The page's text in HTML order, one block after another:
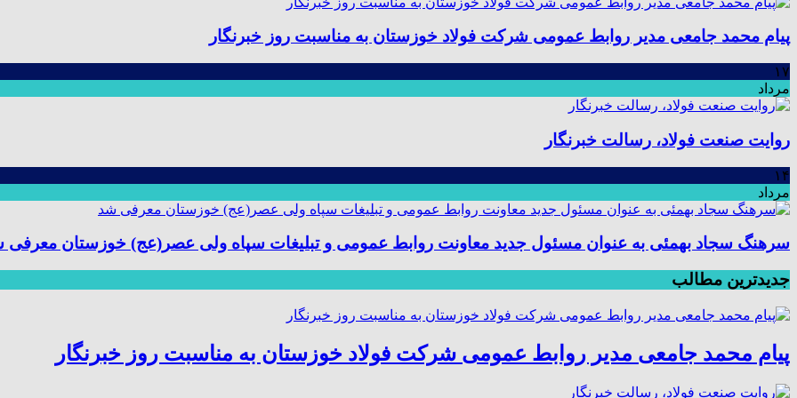
پیام محمد جامعی مدیر روابط عمومی شرکت فولاد خوزستان به مناسبت روز خبرنگار
۱۷
مرداد
روایت صنعت فولاد،‌ رسالت خبرنگار
۱۴
مرداد
سرهنگ سجاد بهمئی به عنوان مسئول جدید معاونت روابط عمومی و تبلیغات سپاه ولی عصر(عج) خوزستان معرفی
جدیدترین مطالب
پیام محمد جامعی مدیر روابط عمومی شرکت فولاد خوزستان به مناسبت روز خبرنگار